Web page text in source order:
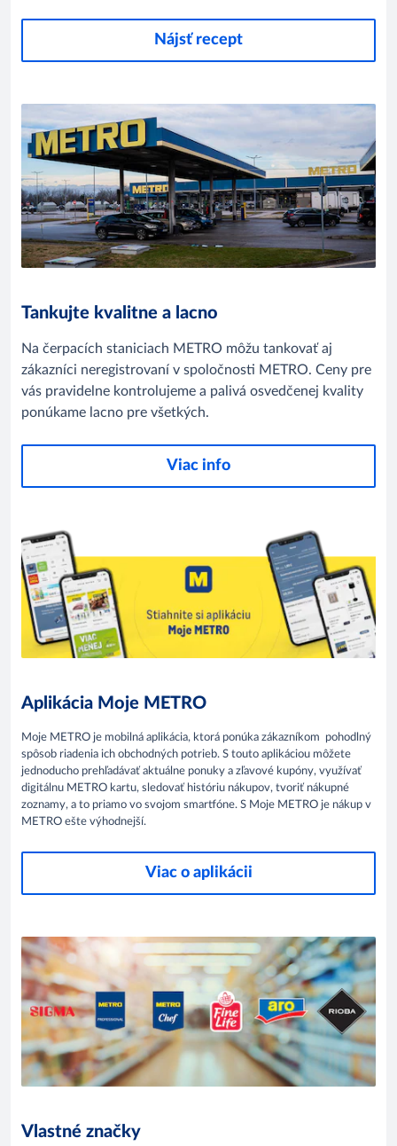
Nájsť recept
Tankujte kvalitne a lacno
Na čerpacích staniciach METRO môžu tankovať aj
zákazníci neregistrovaní v spoločnosti METRO. Ceny pre
vás pravidelne kontrolujeme a palivá osvedčenej kvality
ponúkame lacno pre všetkých.
Viac info
Aplikácia Moje METRO
Moje METRO je mobilná aplikácia, ktorá ponúka zákazníkom pohodlný
spôsob riadenia ich obchodných potrieb. S touto aplikáciou môžete
jednoducho prehľadávať aktuálne ponuky a zľavové kupóny, využívať
digitálnu METRO kartu, sledovať históriu nákupov, tvoriť nákupné
zoznamy, a to priamo vo svojom smartfóne. S Moje METRO je nákup v
METRO ešte výhodnejší.
Viac o aplikácii
Vlastné značky